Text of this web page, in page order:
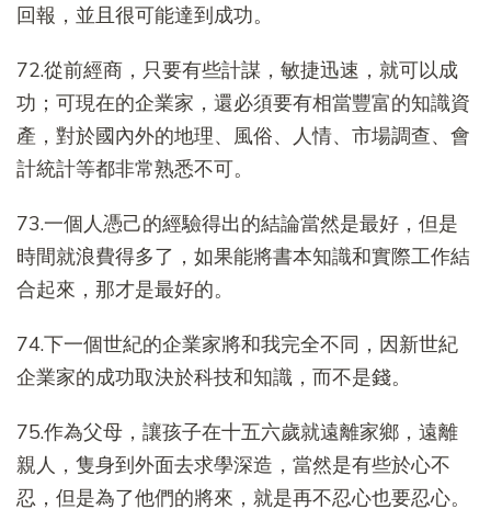
回報，並且很可能達到成功。
72.從前經商，只要有些計謀，敏捷迅速，就可以成
功；可現在的企業家，還必須要有相當豐富的知識資
產，對於國內外的地理、風俗、人情、市場調查、會
計統計等都非常熟悉不可。
73.一個人憑己的經驗得出的結論當然是最好，但是
時間就浪費得多了，如果能將書本知識和實際工作結
合起來，那才是最好的。
74.下一個世紀的企業家將和我完全不同，因新世紀
企業家的成功取決於科技和知識，而不是錢。
75.作為父母，讓孩子在十五六歲就遠離家鄉，遠離
親人，隻身到外面去求學深造，當然是有些於心不
忍，但是為了他們的將來，就是再不忍心也要忍心。